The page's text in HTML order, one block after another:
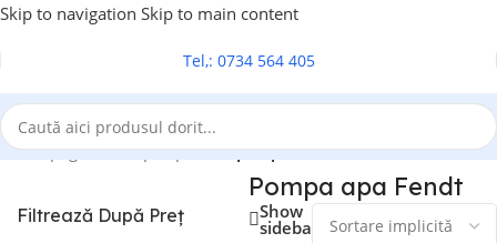
Skip to navigation Skip to main content
Tel,: 0734 564 405
Prima pagină/Pompa apa/Pompa apa Fendt
Filtrează După Preț
Pompa apa Fendt
Show
sidebar